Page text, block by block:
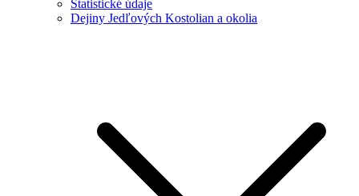
Štatistické údaje
Dejiny Jedľových Kostolian a okolia